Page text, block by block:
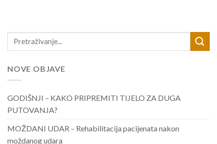
NOVE OBJAVE
GODIŠNJI – KAKO PRIPREMITI TIJELO ZA DUGA
PUTOVANJA?
MOŽDANI UDAR – Rehabilitacija pacijenata nakon
moždanog udara